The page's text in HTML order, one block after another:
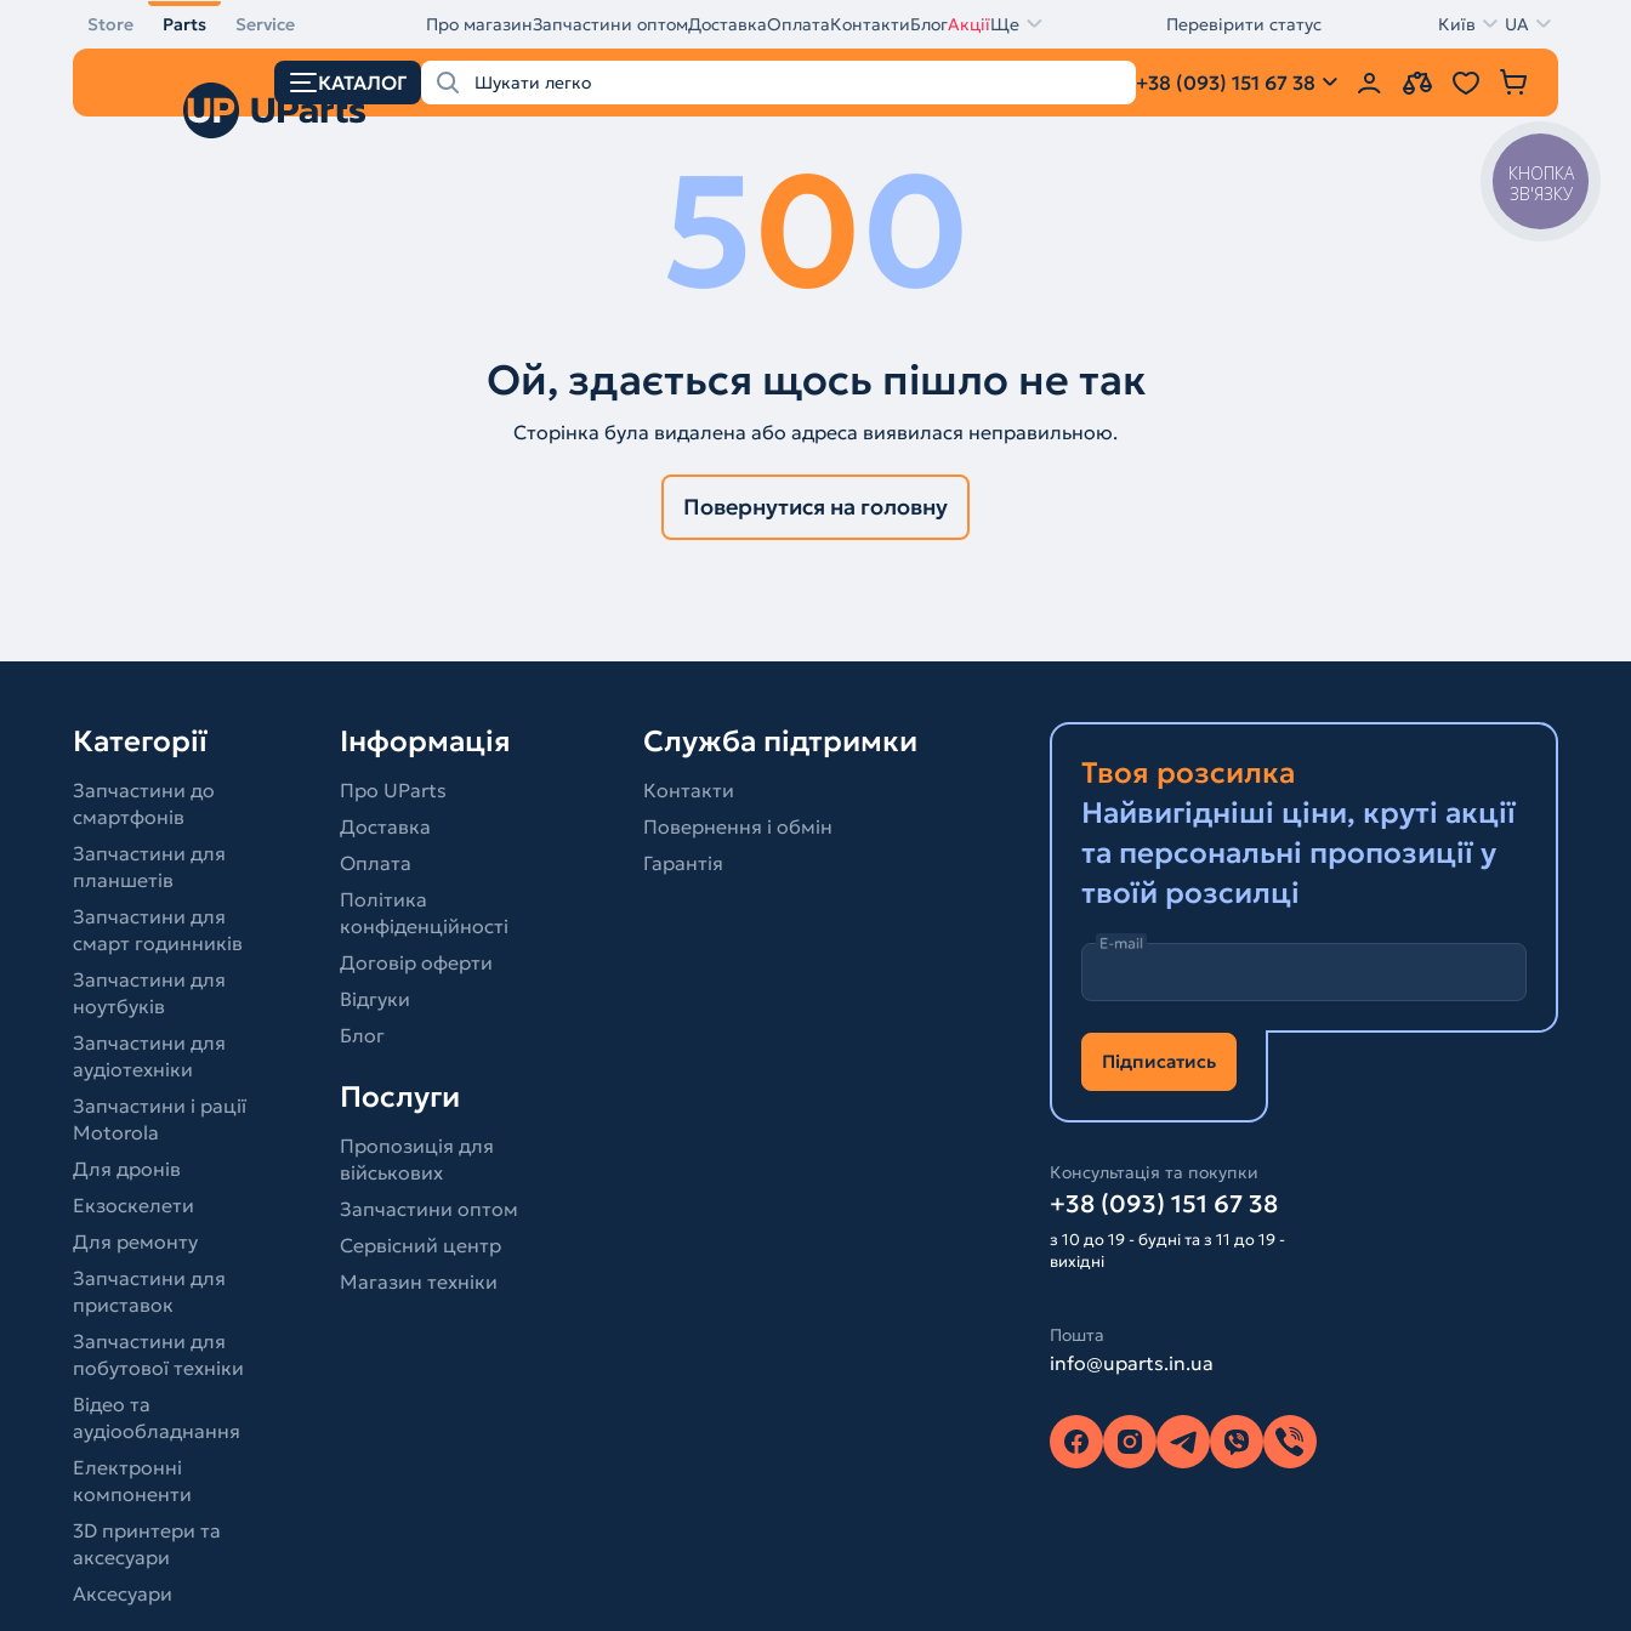
Store Parts Service Про магазинЗапчастини оптомДоставкаОплатаКонтактиБлогАкціїЩе Перевірити статус Київ UA
КАТАЛОГ +38 (093) 151 67 38
500
Ой, здається щось пішло не так
Сторінка була видалена або адреса виявилася неправильною.
Повернутися на головну
Категорії
Запчастини до
смартфонів
Запчастини для
планшетів
Запчастини для
смарт годинників
Запчастини для
ноутбуків
Запчастини для
аудіотехніки
Запчастини і рації
Motorola
Для дронів
Екзоскелети
Для ремонту
Запчастини для
приставок
Запчастини для
побутової техніки
Відео та
аудіообладнання
Електронні
компоненти
3D принтери та
аксесуари
Аксесуари
Інформація
Про UParts
Доставка
Оплата
Політика
конфіденційності
Договір оферти
Відгуки
Блог
Послуги
Пропозиція для
військових
Запчастини оптом
Сервісний центр
Магазин техніки
Служба підтримки
Контакти
Повернення і обмін
Гарантія
Твоя розсилка
Найвигідніші ціни, круті акції
та персональні пропозиції у
твоїй розсилці
E-mail
Підписатись
Консультація та покупки
+38 (093) 151 67 38
з 10 до 19 - будні та з 11 до 19 -
вихідні
Пошта
info@uparts.in.ua
КНОПКА
ЗВ'ЯЗКУ